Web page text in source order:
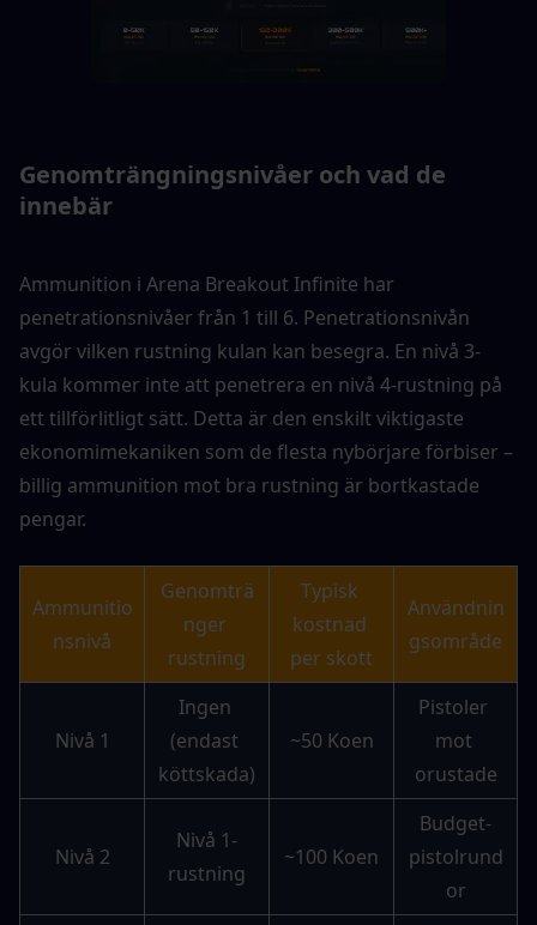
Genomträngningsnivåer och vad de
innebär
Ammunition i Arena Breakout Infinite har
penetrationsnivåer från 1 till 6. Penetrationsnivån
avgör vilken rustning kulan kan besegra. En nivå 3-
kula kommer inte att penetrera en nivå 4-rustning på
ett tillförlitligt sätt. Detta är den enskilt viktigaste
ekonomimekaniken som de flesta nybörjare förbiser –
billig ammunition mot bra rustning är bortkastade
pengar.
Ammunitio
nsnivå
Genomträ
nger
rustning
Typisk
kostnad
per skott
Användnin
gsområde
Nivå 1
Ingen
(endast
köttskada)
~50 Koen
Pistoler
mot
orustade
Nivå 2
Nivå 1-
rustning
~100 Koen
Budget-
pistolrund
or